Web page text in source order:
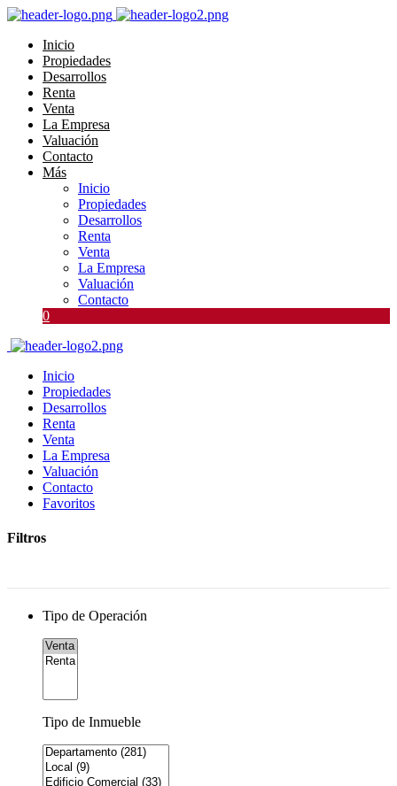
Inicio
Propiedades
Desarrollos
Renta
Venta
La Empresa
Valuación
Contacto
Más
Inicio
Propiedades
Desarrollos
Renta
Venta
La Empresa
Valuación
Contacto
0
Inicio
Propiedades
Desarrollos
Renta
Venta
La Empresa
Valuación
Contacto
Favoritos
Filtros
Tipo de Operación
Tipo de Inmueble